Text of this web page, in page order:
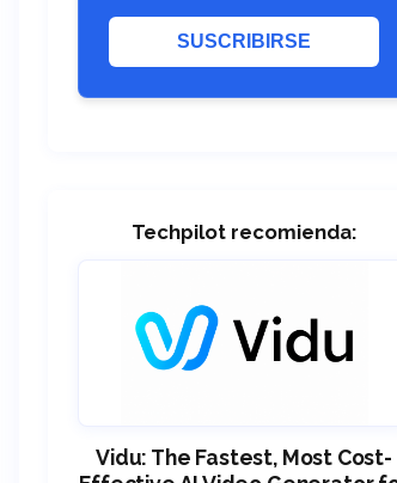
SUSCRIBIRSE
Techpilot recomienda:
Vidu: The Fastest, Most Cost-